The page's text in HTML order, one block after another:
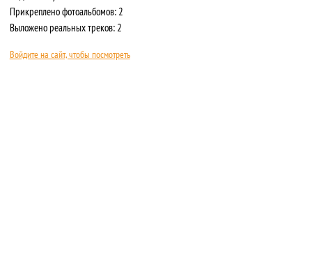
Прикреплено фотоальбомов: 2
Выложено реальных треков: 2
Войдите на сайт, чтобы посмотреть